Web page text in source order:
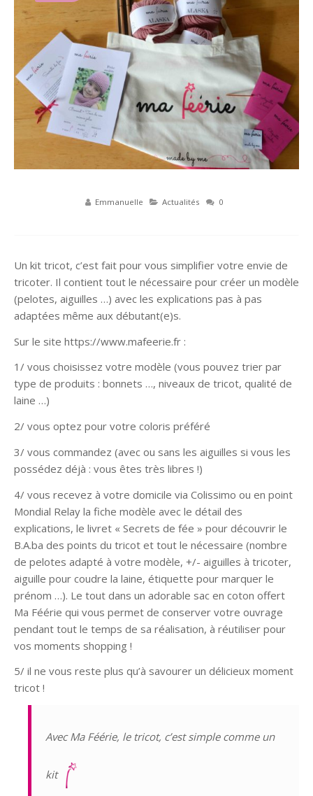
Emmanuelle Actualités 0
Un kit tricot, c’est fait pour vous simplifier votre envie de
tricoter. Il contient tout le nécessaire pour créer un modèle
(pelotes, aiguilles …) avec les explications pas à pas
adaptées même aux débutant(e)s.
Sur le site https://www.mafeerie.fr :
1/ vous choisissez votre modèle (vous pouvez trier par
type de produits : bonnets …, niveaux de tricot, qualité de
laine …)
2/ vous optez pour votre coloris préféré
3/ vous commandez (avec ou sans les aiguilles si vous les
possédez déjà : vous êtes très libres !)
4/ vous recevez à votre domicile via Colissimo ou en point
Mondial Relay la fiche modèle avec le détail des
explications, le livret « Secrets de fée » pour découvrir le
B.A.ba des points du tricot et tout le nécessaire (nombre
de pelotes adapté à votre modèle, +/- aiguilles à tricoter,
aiguille pour coudre la laine, étiquette pour marquer le
prénom …). Le tout dans un adorable sac en coton offert
Ma Féérie qui vous permet de conserver votre ouvrage
pendant tout le temps de sa réalisation, à réutiliser pour
vos moments shopping !
5/ il ne vous reste plus qu’à savourer un délicieux moment
tricot !
Avec Ma Féérie, le tricot, c’est simple comme un
kit